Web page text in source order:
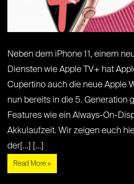
Neben dem iPhone 11, einem
Diensten wie Apple TV+ hat
Cupertino auch die neue Apple
nun bereits in die 5. Generation
Features wie ein Always-On-
Akkulaufzeit. Wir zeigen euch
der[...] [...]
Read More »